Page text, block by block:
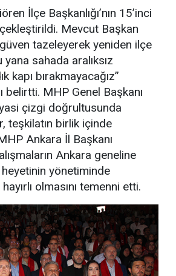
İlçe Başkanlığı’nın 15’inci
Mevcut Başkan
tazeleyerek yeniden ilçe
sahada aralıksız
kapı bırakmayacağız”
belirtti. MHP Genel Başkanı
çizgi doğrultusunda
teşkilatın birlik içinde
Ankara İl Başkanı
Ankara geneline
heyetinin yönetiminde
olmasını temenni etti.